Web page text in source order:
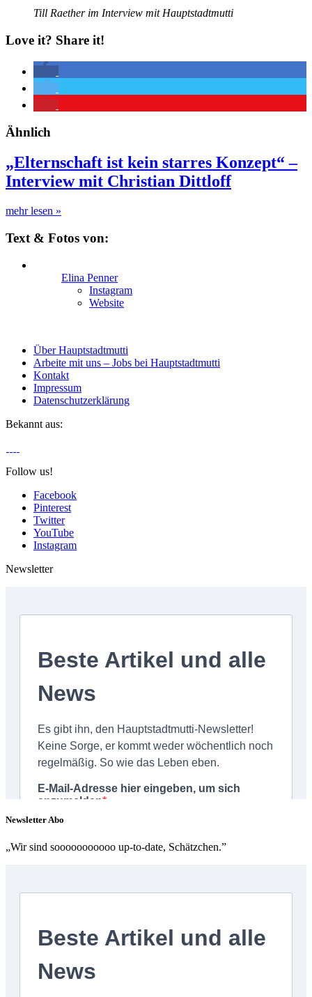
Till Raether im Interview mit Hauptstadtmutti
Love it? Share it!
Ähnlich
„Elternschaft ist kein starres Konzept“ –
Interview mit Christian Dittloff
mehr lesen »
Text & Fotos von:
Elina Penner
Instagram
Website
Über Hauptstadtmutti
Arbeite mit uns – Jobs bei Hauptstadtmutti
Kontakt
Impressum
Datenschutzerklärung
Bekannt aus:
Follow us!
Facebook
Pinterest
Twitter
YouTube
Instagram
Newsletter
Newsletter Abo
„Wir sind sooooooooooo up-to-date, Schätzchen.”